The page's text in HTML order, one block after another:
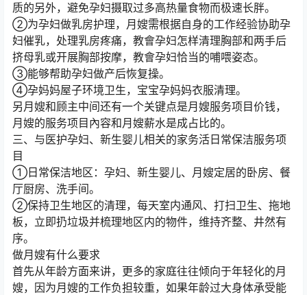
质的另外，避免孕妇摄取过多高热量食物而极速长胖。
②为孕妇做乳房护理，月嫂需根据自身的工作经验协助孕
妇催乳，处理乳房疼痛，教會孕妇怎样清理胸部和两手后
挤母乳或开展胸部按摩，教會孕妇恰当的哺喂姿态。
③能够帮助孕妇做产后恢复操。
④孕妈妈屋子环境卫生，宝宝孕妈妈衣服清理。
另月嫂和顾主中间还有一个关键点是月嫂服务项目价钱，
月嫂的服务项目內容和月嫂薪水是成占比的。
三、与医护孕妇、新生婴儿相关的家务活日常保洁服务项
目
①日常保洁地区：孕妇、新生婴儿、月嫂定居的卧房、餐
厅厨房、洗手间。
②保持卫生地区的清理，每天室内通风、打扫卫生、拖地
板，立即扔垃圾并梳理地区内的物件，维持齐整、井然有
序。
做月嫂有什么要求
首先从年龄方面来讲，更多的家庭往往倾向于年轻化的月
嫂，因为月嫂的工作负担较重，如果年龄过大身体承受能